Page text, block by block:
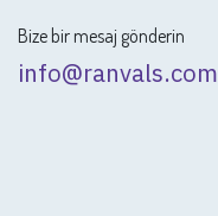
Bize bir mesaj gönderin
info@ranvals.com